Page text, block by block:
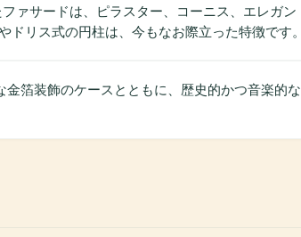
ァサードは、ピラスター、コーニス、エレガ
リス式の円柱は、今もなお際立った特徴です。
箔装飾のケースとともに、歴史的かつ音楽的